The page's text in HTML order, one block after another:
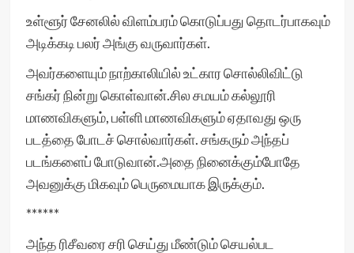
உள்ளூர் சேனலில் விளம்பரம் கொடுப்பது தொடர்பாகவும்
அடிக்கடி பலர் அங்கு வருவார்கள்.
அவர்களையும் நாற்காலியில் உட்கார சொல்லிவிட்டு
சங்கர் நின்று கொள்வான்.சில சமயம் கல்லூரி
மாணவிகளும், பள்ளி மாணவிகளும் ஏதாவது ஒரு
படத்தை போடச் சொல்வார்கள். சங்கரும் அந்தப்
படங்களைப் போடுவான்.அதை நினைக்கும்போதே
அவனுக்கு மிகவும் பெருமையாக இருக்கும்.
******
அந்த ரிசீவரை சரி செய்து மீண்டும் செயல்பட